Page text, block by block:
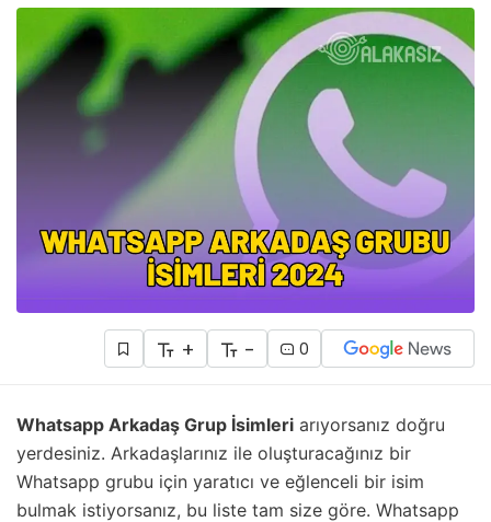
+ - 0
Whatsapp Arkadaş Grup İsimleri arıyorsanız doğru
yerdesiniz. Arkadaşlarınız ile oluşturacağınız bir
Whatsapp grubu için yaratıcı ve eğlenceli bir isim
bulmak istiyorsanız, bu liste tam size göre. Whatsapp